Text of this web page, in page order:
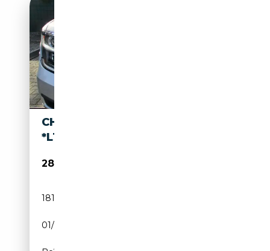
CHEVROLET SUBURBAN
*LT*CARFAX SAUBER*
28 990€
181 500 km
01/2018